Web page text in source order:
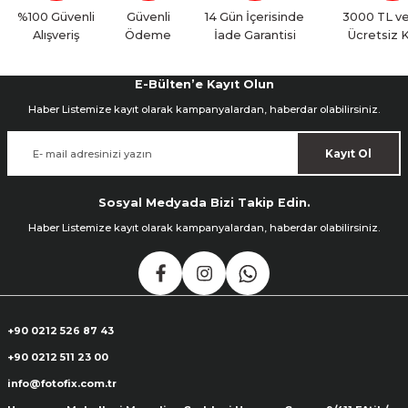
Yorum Yaz
%100 Güvenli
Alışveriş
Güvenli
Ödeme
14 Gün İçerisinde
İade Garantisi
3000 TL
Ücretsiz
E-Bülten’e Kayıt Olun
Haber Listemize kayıt olarak kampanyalardan, haberdar olabilirsiniz.
Kayıt Ol
Sosyal Medyada Bizi Takip Edin.
Haber Listemize kayıt olarak kampanyalardan, haberdar olabilirsiniz.
+90 0212 526 87 43
+90 0212 511 23 00
info@fotofix.com.tr